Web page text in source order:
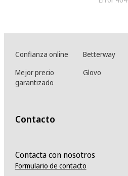
Confianza online Betterway
Mejor precio
garantizado
Glovo
Contacto
Contacta con nosotros
Formulario de contacto